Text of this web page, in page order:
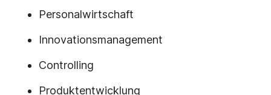
Personalwirtschaft
Innovationsmanagement
Controlling
Produktentwicklung